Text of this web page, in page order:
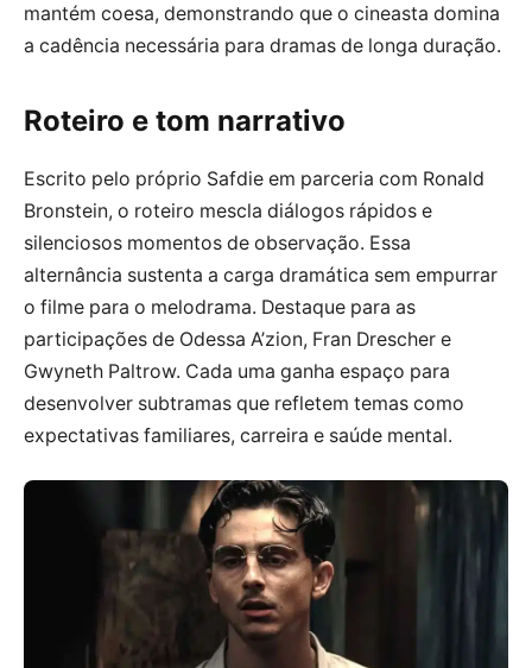
mantém coesa, demonstrando que o cineasta domina
a cadência necessária para dramas de longa duração.
Roteiro e tom narrativo
Escrito pelo próprio Safdie em parceria com Ronald
Bronstein, o roteiro mescla diálogos rápidos e
silenciosos momentos de observação. Essa
alternância sustenta a carga dramática sem empurrar
o filme para o melodrama. Destaque para as
participações de Odessa A’zion, Fran Drescher e
Gwyneth Paltrow. Cada uma ganha espaço para
desenvolver subtramas que refletem temas como
expectativas familiares, carreira e saúde mental.